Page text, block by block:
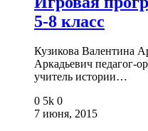
5-8 класс
Кузикова Валентина
Аркадьевич педагог-
учитель истории…
0 5k 0
7 июня, 2015